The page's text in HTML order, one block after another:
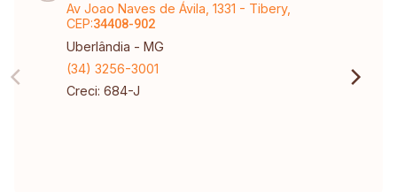
Av Joao Naves de Ávila, 1331 - Tibery,
CEP:34408-902
Uberlândia - MG
(34) 3256-3001
Creci: 684-J